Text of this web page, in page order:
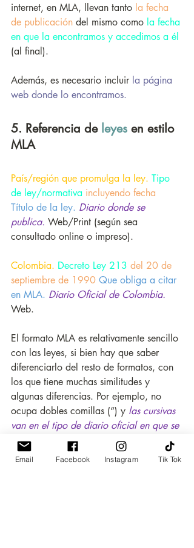
internet, en MLA, llevan tanto la fecha
de publicación del mismo como la fecha
en que la encontramos y accedimos a él
(al final).
Además, es necesario incluir la página
web donde lo encontramos.
5. Referencia de leyes en estilo
MLA
País/región que promulga la ley. Tipo
de ley/normativa incluyendo fecha
Título de la ley. Diario donde se
publica. Web/Print (según sea
consultado online o impreso).
Colombia. Decreto Ley 213 del 20 de
septiembre de 1990 Que obliga a citar
en MLA. Diario Oficial de Colombia.
Web.
El formato MLA es relativamente sencillo
con las leyes, si bien hay que saber
diferenciarlo del resto de formatos, con
los que tiene muchas similitudes y
algunas diferencias. Por ejemplo, no
ocupa dobles comillas (“) y las cursivas
van en el tipo de diario oficial en que se
publica.
Por otro lado, es importante acordarse
Email Facebook Instagram Tik Tok